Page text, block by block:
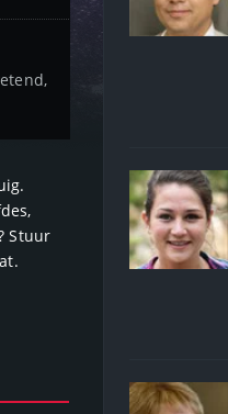
Stuur